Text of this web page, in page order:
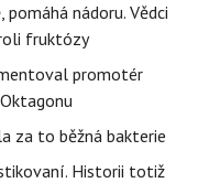
nádoru. Vědci
fruktózy
promotér
za to běžná bakterie
Historii totiž